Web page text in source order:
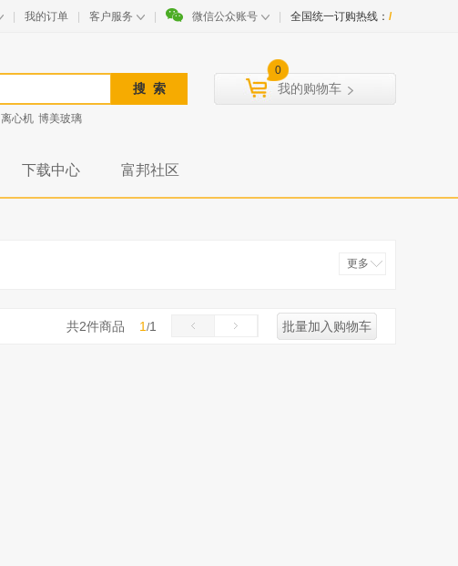
我的订单 客户服务 微信公众账号 全国统一订购热线： /
离心机 博美玻璃
0
我的购物车
下载中心 富邦社区
更多
共2件商品 1 /1 批量加入购物车